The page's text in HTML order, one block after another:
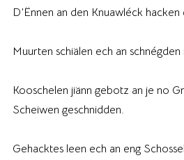
D’Ënnen an den Knuawléck hacken
Muurten schiälen ech an
Kooschelen jiänn gebotz an je no
Scheiwen geschnidden.
Gehacktes leen ech an eng